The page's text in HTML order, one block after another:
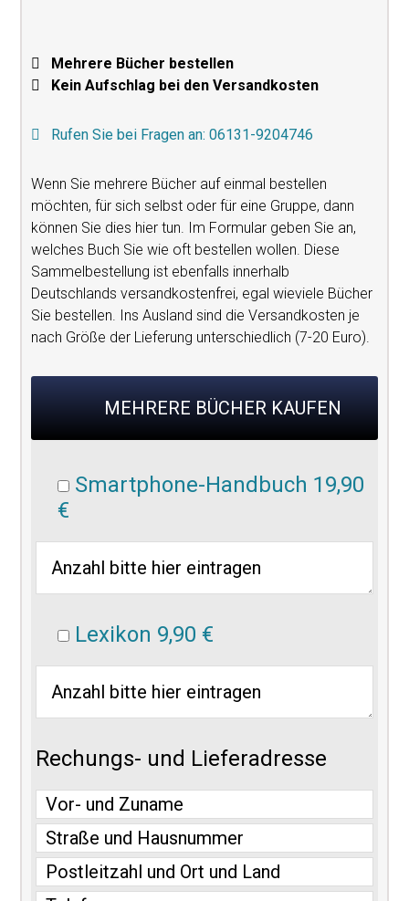
Mehrere Bücher bestellen
Kein Aufschlag bei den Versandkosten
Rufen Sie bei Fragen an: 06131-9204746
Wenn Sie mehrere Bücher auf einmal bestellen
möchten, für sich selbst oder für eine Gruppe, dann
können Sie dies hier tun. Im Formular geben Sie an,
welches Buch Sie wie oft bestellen wollen. Diese
Sammelbestellung ist ebenfalls innerhalb
Deutschlands versandkostenfrei, egal wieviele Bücher
Sie bestellen. Ins Ausland sind die Versandkosten je
nach Größe der Lieferung unterschiedlich (7-20 Euro).
MEHRERE BÜCHER KAUFEN
Smartphone-Handbuch 19,90
€
Lexikon 9,90 €
Rechungs- und Lieferadresse